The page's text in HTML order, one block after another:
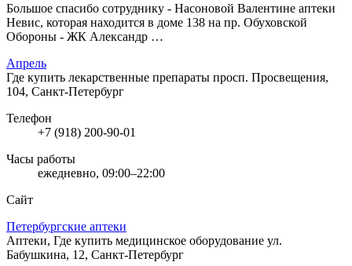
Большое спасибо сотруднику - Насоновой Валентине аптеки
Невис, которая находится в доме 138 на пр. Обуховской
Обороны - ЖК Александр …
Апрель
Где купить лекарственные препараты просп. Просвещения,
104, Санкт-Петербург
Телефон
+7 (918) 200-90-01
Часы работы
ежедневно, 09:00–22:00
Сайт
Петербургские аптеки
Аптеки, Где купить медицинское оборудование ул.
Бабушкина, 12, Санкт-Петербург